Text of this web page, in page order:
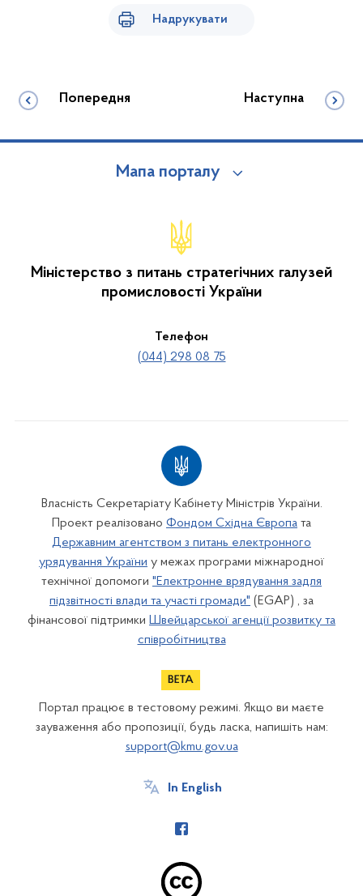
Надрукувати
Попередня Наступна
Мапа порталу
Міністерство з питань стратегічних галузей
промисловості України
Телефон
(044) 298 08 75
Власність Секретаріату Кабінету Міністрів України.
Проект реалізовано Фондом Східна Європа та
Державним агентством з питань електронного
урядування України у межах програми міжнародної
технічної допомоги "Електронне врядування задля
підзвітності влади та участі громади" (EGAP) , за
фінансової підтримки Швейцарської агенції розвитку та
співробітництва
Портал працює в тестовому режимі. Якщо ви маєте
зауваження або пропозиції, будь ласка, напишіть нам:
support@kmu.gov.ua
In English